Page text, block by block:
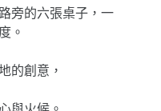
的創意，